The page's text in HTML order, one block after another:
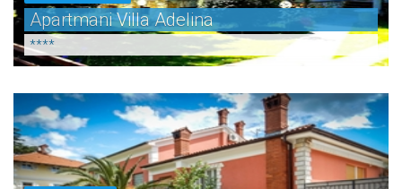
Apartmani Villa Adelina
****